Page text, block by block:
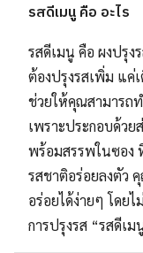
รสดีเมนู คือ อะไร
รสดีเมนู คือ ผงปรุง
ต้องปรุงรสเพิ่ม แค่
ช่วยให้คุณสามารถ
เพราะประกอบด้วย
พร้อมสรรพในซอง
รสชาติอร่อยลงตัว
อร่อยได้ง่ายๆ โดย
การปรุงรส “รสดีเ